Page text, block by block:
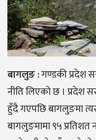
बागलुङ :गण्डकी प्रदेश
नीति लिएको छ । प्रदेश
हुँदै गएपछि बागलुङमा
बागलुङमामा ९५